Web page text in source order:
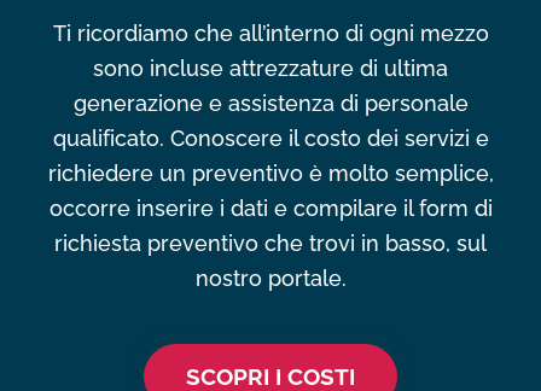
Ti ricordiamo che all’interno di ogni mezzo
sono incluse attrezzature di ultima
generazione e assistenza di personale
qualificato. Conoscere il costo dei servizi e
richiedere un preventivo è molto semplice,
occorre inserire i dati e compilare il form di
richiesta preventivo che trovi in basso, sul
nostro portale.
SCOPRI I COSTI